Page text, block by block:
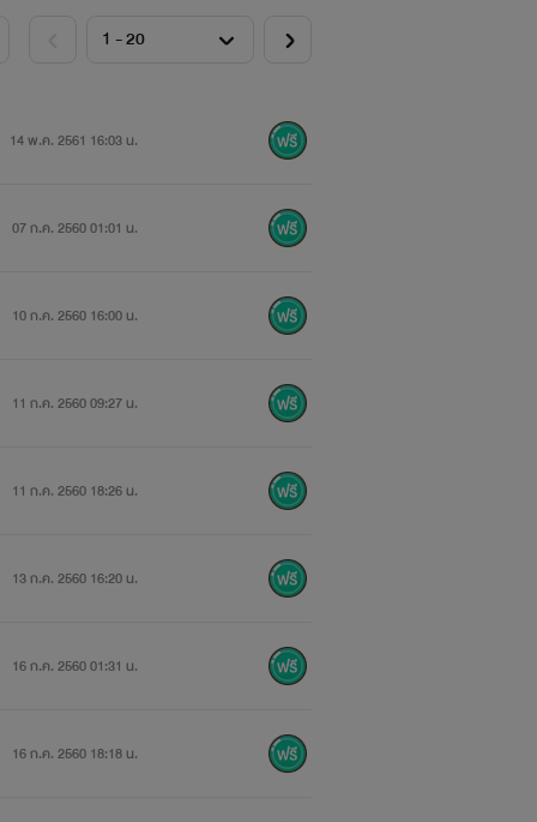
14 พ.ค. 2561 16:03 น.
07 ก.ค. 2560 01:01 น.
10 ก.ค. 2560 16:00 น.
11 ก.ค. 2560 09:27 น.
11 ก.ค. 2560 18:26 น.
13 ก.ค. 2560 16:20 น.
16 ก.ค. 2560 01:31 น.
16 ก.ค. 2560 18:18 น.